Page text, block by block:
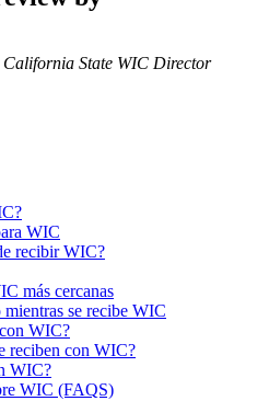
State WIC Director
WIC
recibir WIC?
más cercanas
mientras se recibe WIC
WIC?
reciben con WIC?
WIC?
WIC (FAQS)